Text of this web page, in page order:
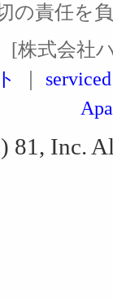
の責任を
[株式会社
81, Inc.